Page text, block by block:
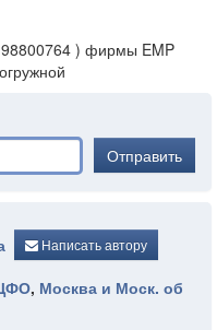
) фирмы EMP
Отправить
Написать автору
, Москва и Моск. об